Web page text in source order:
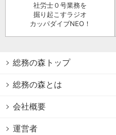
社労士０号業務を
掘り起こすラジオ
カッパダイブNEO！
総務の森トップ
総務の森とは
会社概要
運営者